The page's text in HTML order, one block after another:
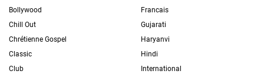
Bollywood
Chill Out
Chrétienne Gospel
Classic
Club
Francais
Gujarati
Haryanvi
Hindi
International